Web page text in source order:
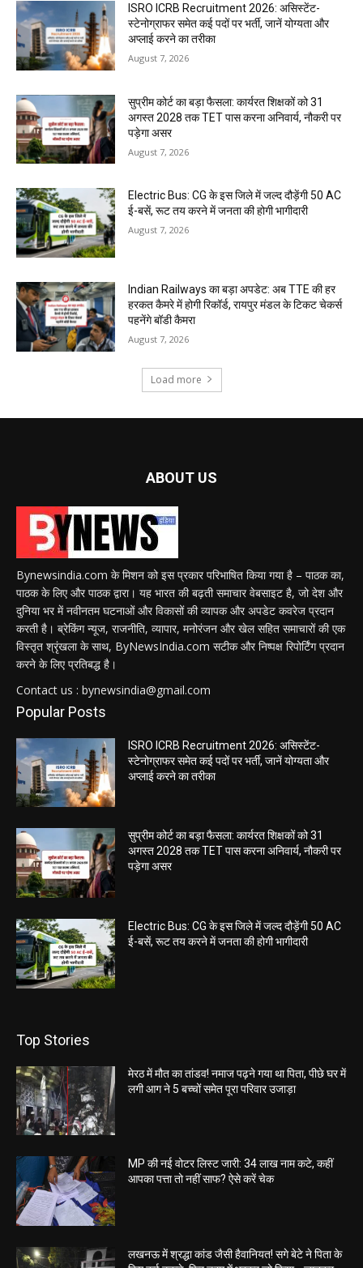
ISRO ICRB Recruitment 2026: असिस्टेंट-
स्टेनोग्राफर समेत कई पदों पर भर्ती, जानें योग्यता और
अप्लाई करने का तरीका
August 7, 2026
सुप्रीम कोर्ट का बड़ा फैसला: कार्यरत शिक्षकों को 31
अगस्त 2028 तक TET पास करना अनिवार्य, नौकरी पर
पड़ेगा असर
August 7, 2026
Electric Bus: CG के इस जिले में जल्द दौड़ेंगी 50 AC
ई-बसें, रूट तय करने में जनता की होगी भागीदारी
August 7, 2026
Indian Railways का बड़ा अपडेट: अब TTE की हर
हरकत कैमरे में होगी रिकॉर्ड, रायपुर मंडल के टिकट चेकर्स
पहनेंगे बॉडी कैमरा
August 7, 2026
Load more
ABOUT US
Bynewsindia.com के मिशन को इस प्रकार परिभाषित किया गया है – पाठक का,
पाठक के लिए और पाठक द्वारा। यह भारत की बढ़ती समाचार वेबसाइट है, जो देश और
दुनिया भर में नवीनतम घटनाओं और विकासों की व्यापक और अपडेट कवरेज प्रदान
करती है। ब्रेकिंग न्यूज, राजनीति, व्यापार, मनोरंजन और खेल सहित समाचारों की एक
विस्तृत श्रृंखला के साथ, ByNewsIndia.com सटीक और निष्पक्ष रिपोर्टिंग प्रदान
करने के लिए प्रतिबद्ध है।
Contact us : bynewsindia@gmail.com
Popular Posts
ISRO ICRB Recruitment 2026: असिस्टेंट-
स्टेनोग्राफर समेत कई पदों पर भर्ती, जानें योग्यता और
अप्लाई करने का तरीका
सुप्रीम कोर्ट का बड़ा फैसला: कार्यरत शिक्षकों को 31
अगस्त 2028 तक TET पास करना अनिवार्य, नौकरी पर
पड़ेगा असर
Electric Bus: CG के इस जिले में जल्द दौड़ेंगी 50 AC
ई-बसें, रूट तय करने में जनता की होगी भागीदारी
Top Stories
मेरठ में मौत का तांडव! नमाज पढ़ने गया था पिता, पीछे घर में
लगी आग ने 5 बच्चों समेत पूरा परिवार उजाड़ा
MP की नई वोटर लिस्ट जारी: 34 लाख नाम कटे, कहीं
आपका पत्ता तो नहीं साफ? ऐसे करें चेक
लखनऊ में श्रद्धा कांड जैसी हैवानियत! सगे बेटे ने पिता के